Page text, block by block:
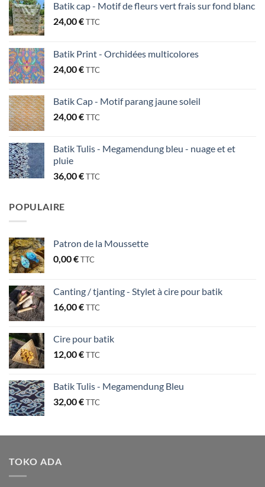
Batik cap - Motif de fleurs vert frais sur fond blanc
24,00€TTC
Batik Print - Orchidées multicolores
24,00€TTC
Batik Cap - Motif parang jaune soleil
24,00€TTC
Batik Tulis - Megamendung bleu - nuage et et
pluie
36,00€TTC
POPULAIRE
Patron de la Moussette
0,00€TTC
Canting / tjanting - Stylet à cire pour batik
16,00€TTC
Cire pour batik
12,00€TTC
Batik Tulis - Megamendung Bleu
32,00€TTC
TOKO ADA